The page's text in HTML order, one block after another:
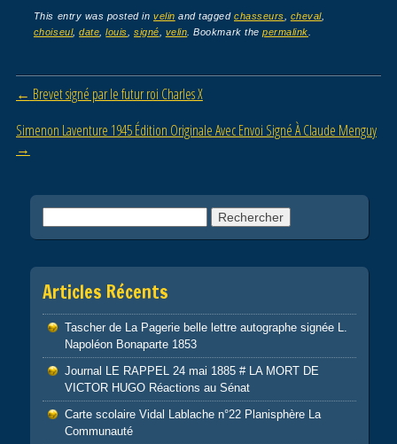
c
e
b
o
o
tt
er
ail
ta
g
er
This entry was posted invelin and tagged chasseurs cheval,
choiseul,date ,louis ,signé velin . Bookmark thepermalink
Post navigation
← Brevet signé par le futur roi Charles X
Simenon Laventure 1945 Édition Originale Avec Envoi Signé À Claude Menguy
→
Articles Récents
Tascher de La Pagerie belle lettre autographe signée L.
Napoléon Bonaparte 1853
Journal LE RAPPEL 24 mai 1885 # LA MORT DE
VICTOR HUGO Réactions au Sénat
Carte scolaire Vidal Lablache n°22 Planisphère La
Communauté